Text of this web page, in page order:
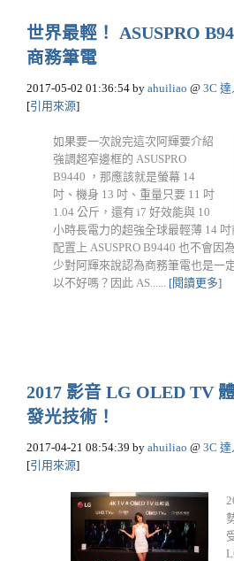
世界最輕！ ASUSPRO
商務筆電
2017-05-02 01:36:54 by ahuiliao @ 3C 達
[引用來源]
如果要一次說完這次阿輝要介紹
強調超窄邊框的 ASUSPRO
B9440 ，那應該就是螢幕 14
吋、機身 13 吋、重量只要 11 吋
1.04 公斤，還有 i7 好效能與 10
小時長電力的超強全球最輕薄 14 吋
配置上 ASUSPRO B9440 也不會因
少對阿輝來說認為商務筆電也是一
以不好嗎？因此 AS...... [閱讀更多]
2017 影音 LG OLED TV
發光技術！
2017-04-21 08:54:39 by ahuiliao @ 3C 達
[引用來源]